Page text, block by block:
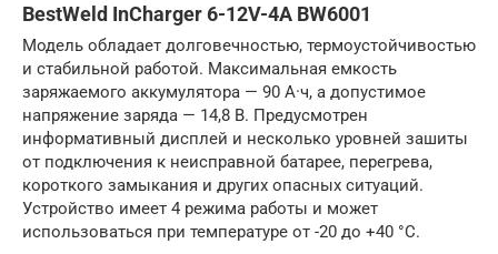
BestWeld InCharger 6-12V-4A BW6001
Модель обладает долговечностью, термоустойчивостью
и стабильной работой. Максимальная емкость
заряжаемого аккумулятора — 90 А·ч, а допустимое
напряжение заряда — 14,8 В. Предусмотрен
информативный дисплей и несколько уровней зашиты
от подключения к неисправной батарее, перегрева,
короткого замыкания и других опасных ситуаций.
Устройство имеет 4 режима работы и может
использоваться при температуре от -20 до +40 °C.